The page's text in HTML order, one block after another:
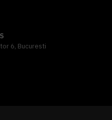
6, Bucuresti